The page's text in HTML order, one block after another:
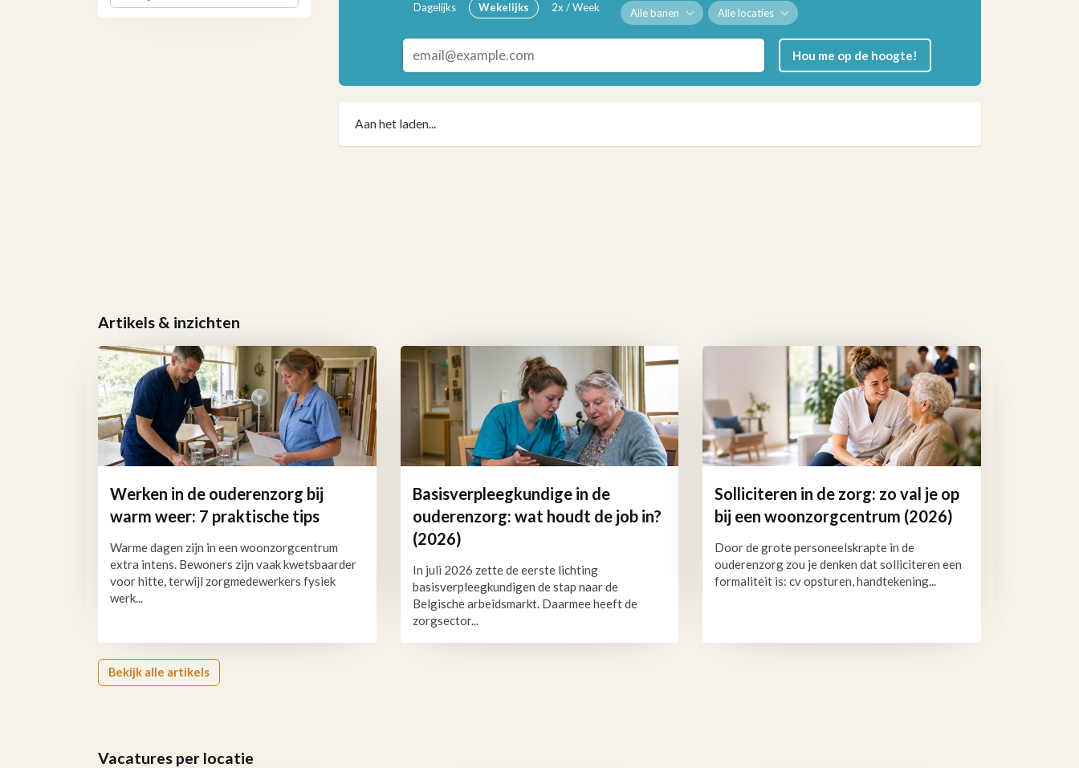
Dagelijks Wekelijks 2x / Week Alle banen Alle locaties
Hou me op de hoogte!
Aan het laden...
Artikels & inzichten
Werken in de ouderenzorg bij
warm weer: 7 praktische tips
Warme dagen zijn in een woonzorgcentrum
extra intens. Bewoners zijn vaak kwetsbaarder
voor hitte, terwijl zorgmedewerkers fysiek
werk...
Basisverpleegkundige in de
ouderenzorg: wat houdt de job in?
(2026)
In juli 2026 zette de eerste lichting
basisverpleegkundigen de stap naar de
Belgische arbeidsmarkt. Daarmee heeft de
zorgsector...
Solliciteren in de zorg: zo val je op
bij een woonzorgcentrum (2026)
Door de grote personeelskrapte in de
ouderenzorg zou je denken dat solliciteren een
formaliteit is: cv opsturen, handtekening...
Bekijk alle artikels
Vacatures per locatie